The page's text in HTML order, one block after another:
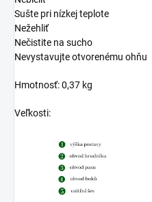
Sušte pri nízkej teplote
Nežehliť
Nečistite na sucho
Nevystavujte otvorenému ohňu
Hmotnosť: 0,37 kg
Veľkosti: